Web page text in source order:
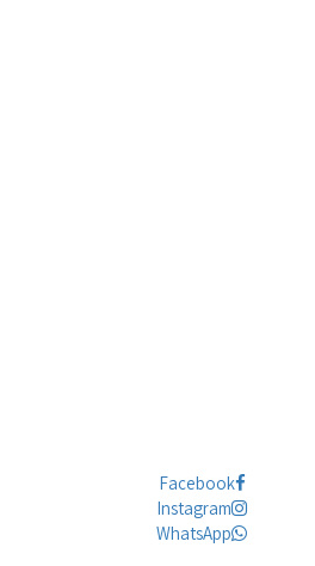
Facebook
Instagram
WhatsApp